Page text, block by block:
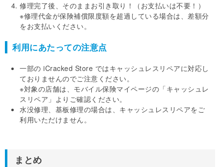
修理完了後、そのままお引き取り！（お支払いは不要！）
※修理代金が保険補償限度額を超過している場合は、差額分
をお支払いください。
利用にあたっての注意点
一部の iCracked Store ではキャッシュレスリペアに対応し
ておりませんのでご注意ください。
※対象の店舗は、モバイル保険マイページの「キャッシュレ
スリペア」よりご確認ください。
水没修理、基板修理の場合は、キャッシュレスリペアをご
利用いただけません。
まとめ